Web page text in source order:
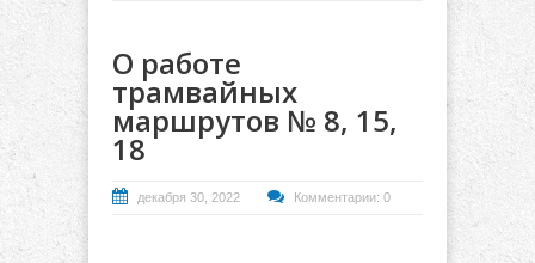
О работе
трамвайных
маршрутов № 8, 15,
18
декабря 30, 2022 Комментарии: 0